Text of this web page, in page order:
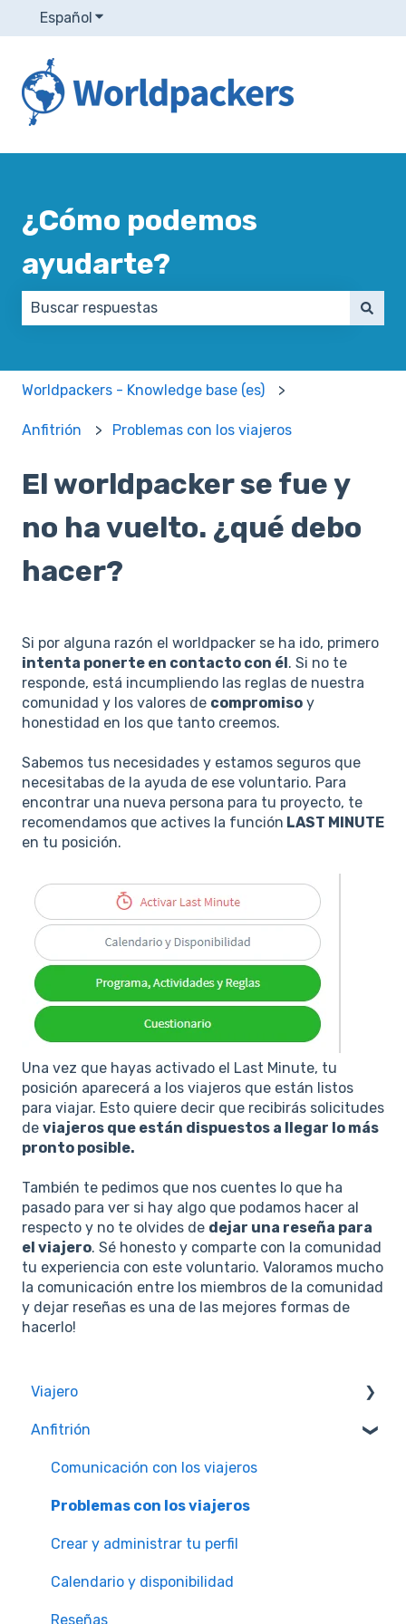
Español Traducciones de Mostrar submenú de
¿Cómo podemos
ayudarte?
Worldpackers - Knowledge base (es)
Anfitrión Problemas con los viajeros
El worldpacker se fue y
no ha vuelto. ¿qué debo
hacer?
Si por alguna razón el worldpacker se ha ido, primero
intenta ponerte en contacto con él. Si no te
responde, está incumpliendo las reglas de nuestra
comunidad y los valores de compromiso y
honestidad en los que tanto creemos.
Sabemos tus necesidades y estamos seguros que
necesitabas de la ayuda de ese voluntario. Para
encontrar una nueva persona para tu proyecto, te
recomendamos que actives la función LAST MINUTE
en tu posición.
Una vez que hayas activado el Last Minute, tu
posición aparecerá a los viajeros que están listos
para viajar. Esto quiere decir que recibirás solicitudes
de viajeros que están dispuestos a llegar lo más
pronto posible.
También te pedimos que nos cuentes lo que ha
pasado para ver si hay algo que podamos hacer al
respecto y no te olvides de dejar una reseña para
el viajero. Sé honesto y comparte con la comunidad
tu experiencia con este voluntario. Valoramos mucho
la comunicación entre los miembros de la comunidad
y dejar reseñas es una de las mejores formas de
hacerlo!
Viajero
Calidad y Seguridad de las Experiencias
Membresías Worldpackers
Preguntas Más Frecuentes
Dudas sobre Pagos
Plan Worldpackers Academy
Experiencias Worldpackers
Anfitrión
Comunicación con los viajeros
Problemas con los viajeros
Crear y administrar tu perfil
Calendario y disponibilidad
Reseñas